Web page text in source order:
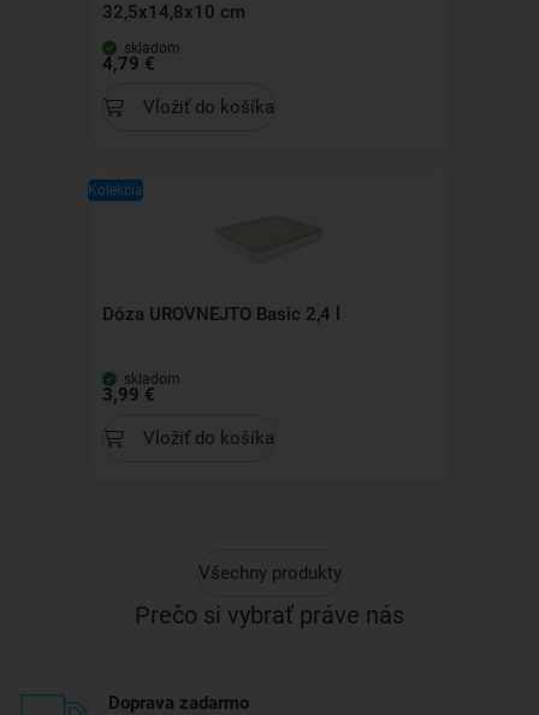
32,5x14,8x10 cm
skladom
4,79 €
Vložiť do košíka
Kolekcia
Dóza UROVNEJTO Basic 2,4 l
skladom
3,99 €
Vložiť do košíka
Všechny produkty
Prečo si vybrať práve nás
Doprava zadarmo